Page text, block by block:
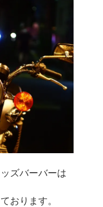
ズバーバーは
おります。